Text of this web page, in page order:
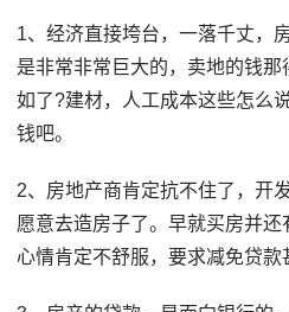
1、经济直接垮台，一落千丈，
是非常非常巨大的，卖地的钱
如了?建材，人工成本这些怎么
钱吧。
2、房地产商肯定抗不住了，开
愿意去造房子了。早就买房并还
心情肯定不舒服，要求减免贷款